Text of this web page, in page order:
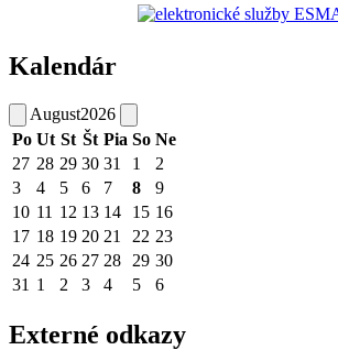
Kalendár
August2026
Po Ut St Št Pia So Ne
27 28 29 30 31 1
2
3
4 5 6 7 8
9
10 11 12 13 14 15 16
17 18 19 20 21 22 23
24 25 26 27 28 29 30
31 1 2 3 4 5 6
Externé odkazy